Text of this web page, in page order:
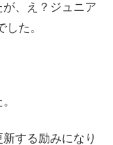
、え？ジュニア
た。
する励みになり